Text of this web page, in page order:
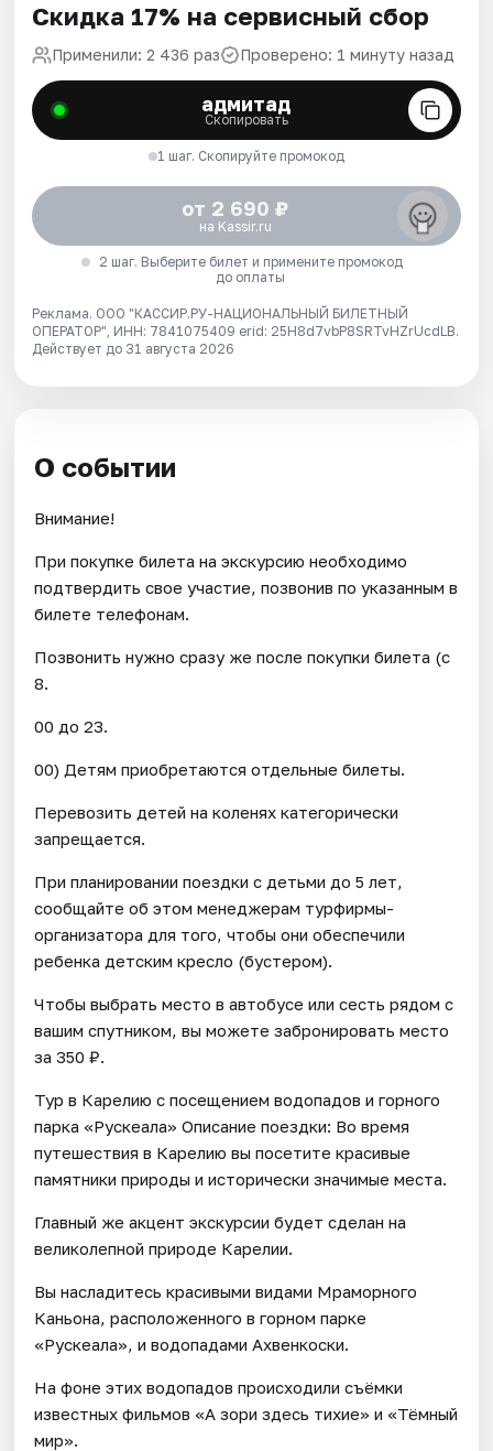
Скидка 17% на сервисный сбор
Применили: 2 436 раз Проверено: 1 минуту назад
адмитад
Скопировать
1 шаг. Скопируйте промокод
от 2 690 ₽
на Kassir.ru
2 шаг. Выберите билет и примените промокод
до оплаты
Реклама. ООО "КАССИР.РУ-НАЦИОНАЛЬНЫЙ БИЛЕТНЫЙ
ОПЕРАТОР", ИНН: 7841075409 erid: 25H8d7vbP8SRTvHZrUcdLB.
Действует до 31 августа 2026
О событии
Внимание!
При покупке билета на экскурсию необходимо
подтвердить свое участие, позвонив по указанным в
билете телефонам.
Позвонить нужно сразу же после покупки билета (с
8.
00 до 23.
00) Детям приобретаются отдельные билеты.
Перевозить детей на коленях категорически
запрещается.
При планировании поездки с детьми до 5 лет,
сообщайте об этом менеджерам турфирмы-
организатора для того, чтобы они обеспечили
ребенка детским кресло (бустером).
Чтобы выбрать место в автобусе или сесть рядом с
вашим спутником, вы можете забронировать место
за 350 ₽.
Тур в Карелию с посещением водопадов и горного
парка «Рускеала» Описание поездки: Во время
путешествия в Карелию вы посетите красивые
памятники природы и исторически значимые места.
Главный же акцент экскурсии будет сделан на
великолепной природе Карелии.
Вы насладитесь красивыми видами Мраморного
Каньона, расположенного в горном парке
«Рускеала», и водопадами Ахвенкоски.
На фоне этих водопадов происходили съёмки
известных фильмов «А зори здесь тихие» и «Тёмный
мир».